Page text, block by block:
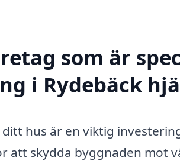
som är
i Rydebäck
hus är en viktig
att skydda byggnaden mot